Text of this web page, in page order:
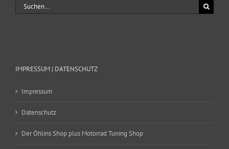
Suche
nach:
IMPRESSUM | DATENSCHUTZ
Impressum
Datenschutz
Der Öhlins Shop plus Motorrad Tuning Shop